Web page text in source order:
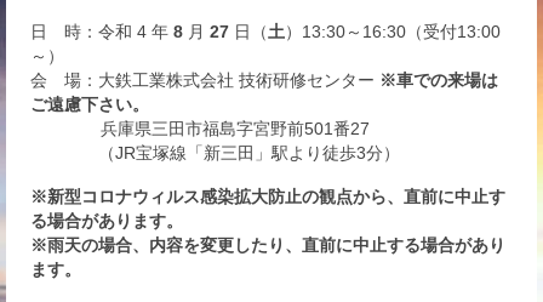
日 時：令和 4 年 8 月 27 日（土）13:30～16:30（受付13:00
～）
会 場：大鉄工業株式会社 技術研修センター ※車での来場は
ご遠慮下さい。
兵庫県三田市福島字宮野前501番27
（JR宝塚線「新三田」駅より徒歩3分）
※新型コロナウィルス感染拡大防止の観点から、直前に中止す
る場合があります。
※雨天の場合、内容を変更したり、直前に中止する場合があり
ます。